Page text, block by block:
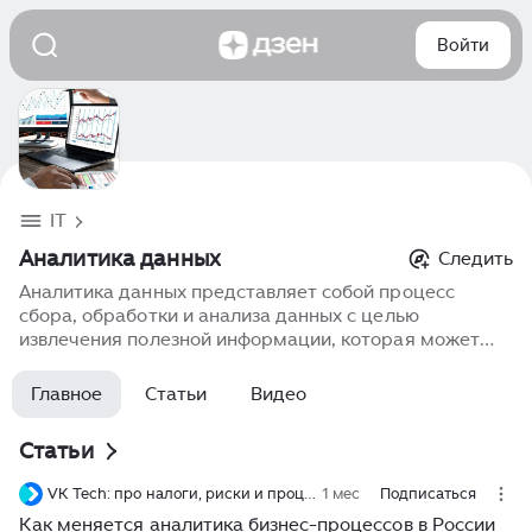
Войти
IT
Аналитика данных
Следить
Аналитика данных представляет собой процесс
сбора, обработки и анализа данных с целью
извлечения полезной информации, которая может
аналитика данных использует методы статистики,
машинного обучения и искусственного интеллекта
могут анализировать покупательские привычки,
эффективность маркетинговых кампаний,
производственные процессы и другие аспекты своей
Главное Статьи Видео
Статьи
VK Tech: про налоги, риски и процессы 1 мес Подписаться
Как меняется аналитика бизнес-процессов в России